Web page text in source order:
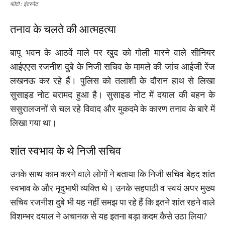
फोटो : इंटरनेट
तनाव के चलते की आत्महत्या
बापू भवन के आठवें माले पर खुद को गोली मारने वाले सीनियर
आईएएस रजनीश दुबे के निजी सचिव के मामले की जांच आईजी रेंज
लखनऊ कर रहे हैं। पुलिस को तलाशी के दौरान हाथ से लिखा
सुसाइड नोट बरामद हुआ है। सुसाइड नोट में दयाल की बहन के
ससुरालजनों से चल रहे विवाद और मुकदमे के कारण तनाव के बारे में
लिखा गया था।
शांत स्वभाव के थे निजी सचिव
उनके साथ काम करने वाले लोगों ने बताया कि निजी सचिव बेहद शांत
स्वभाव के और मृदुभाषी व्यक्ति थे। उनके सहपाठी व स्वयं अपर मुख्य
सचिव रजनीश दुबे भी यह नहीं समझ पा रहे हैं कि इतने शांत रहने वाले
विशम्भर दयाल ने अचानक से यह इतना बड़ा कदम कैसे उठा लिया?